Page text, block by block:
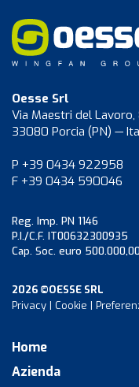
Oesse Srl
Via Maestri del Lavoro,
33080 Porcia (PN) —
P +39 0434 922958
F +39 0434 590046
Reg. Imp. PN 1146
P.I./C.F. IT00632300935
Cap. Soc. euro
2026 ©OESSE SRL
Privacy | Cookie |
Home
Azienda